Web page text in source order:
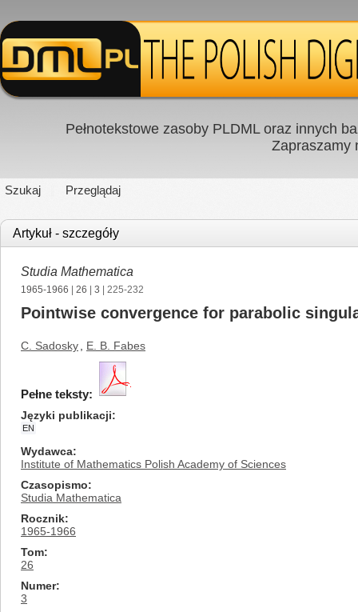
Pełnotekstowe zasoby PLDML oraz innych
Zapraszamy
Szukaj Przeglądaj
Artykuł - szczegóły
Studia Mathematica
1965-1966 26 3 | 225-232
Pointwise convergence for parabolic
C. Sadosky E. B. Fabes
Pełne teksty:
Języki publikacji
EN
Wydawca
Institute of Mathematics Polish Academy of Sciences
Czasopismo
Studia Mathematica
Rocznik
1965-1966
Tom
26
Numer
3